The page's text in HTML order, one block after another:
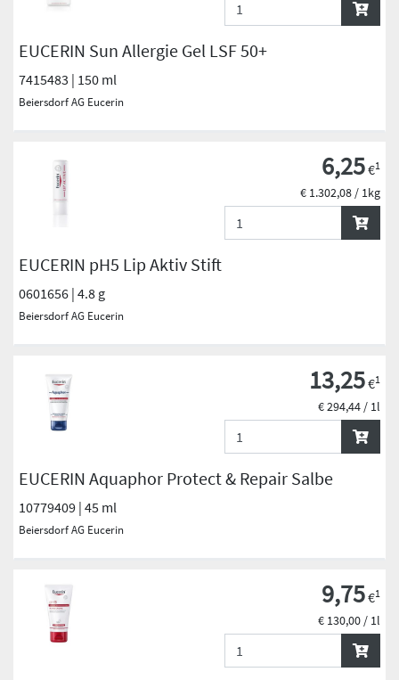
EUCERIN Sun Allergie Gel LSF 50+
7415483 | 150 ml
Beiersdorf AG Eucerin
EUCERIN pH5 Lip Aktiv Stift
0601656 | 4.8 g
Beiersdorf AG Eucerin
6,25€1
€ 1.302,08 / 1kg
EUCERIN Aquaphor Protect & Repair Salbe
10779409 | 45 ml
Beiersdorf AG Eucerin
13,25€1
€ 294,44 / 1l
9,75€1
€ 130,00 / 1l